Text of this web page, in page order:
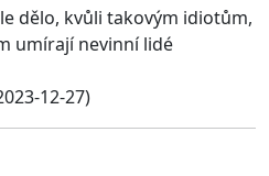
dělo, kvůli takovým idiotům,
umírají nevinní lidé
12-27)